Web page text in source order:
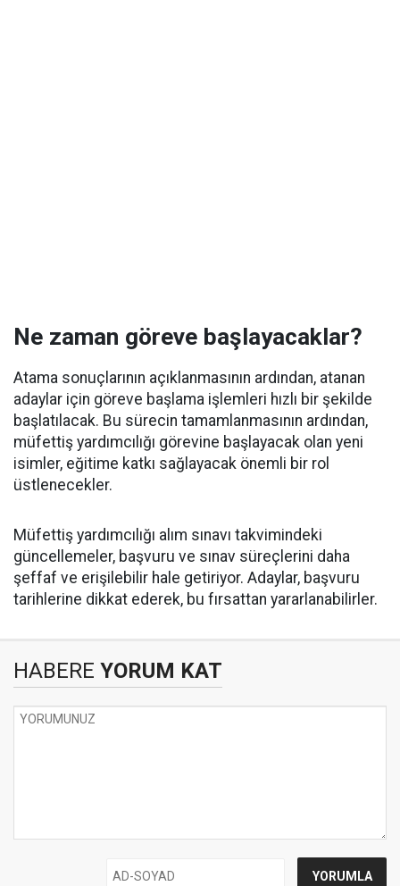
Ne zaman göreve başlayacaklar?
Atama sonuçlarının açıklanmasının ardından, atanan
adaylar için göreve başlama işlemleri hızlı bir şekilde
başlatılacak. Bu sürecin tamamlanmasının ardından,
müfettiş yardımcılığı görevine başlayacak olan yeni
isimler, eğitime katkı sağlayacak önemli bir rol
üstlenecekler.
Müfettiş yardımcılığı alım sınavı takvimindeki
güncellemeler, başvuru ve sınav süreçlerini daha
şeffaf ve erişilebilir hale getiriyor. Adaylar, başvuru
tarihlerine dikkat ederek, bu fırsattan yararlanabilirler.
HABERE YORUM KAT